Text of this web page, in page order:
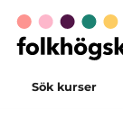
Sök kurser